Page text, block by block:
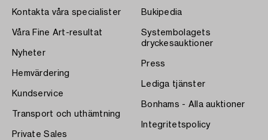
Kontakta våra specialister
Våra Fine Art-resultat
Nyheter
Hemvärdering
Kundservice
Transport och uthämtning
Private Sales
Bukipedia
Systembolagets
dryckesauktioner
Press
Lediga tjänster
Bonhams - Alla auktioner
Integritetspolicy